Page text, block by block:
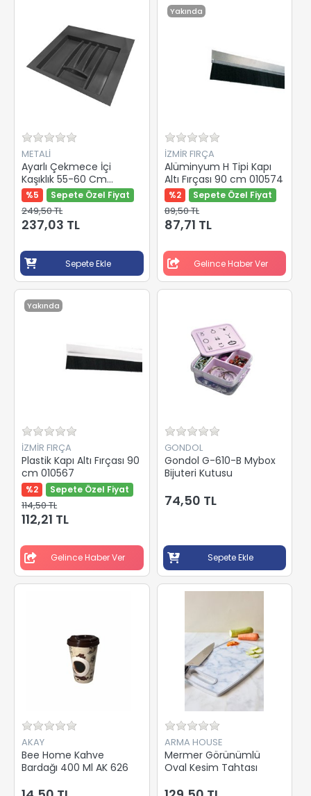
METALİ
Ayarlı Çekmece İçi
Kaşıklık 55-60 Cm
Antrasit
%5 Sepete Özel Fiyat
249,50 TL
237,03 TL
Sepete Ekle
Yakında
İZMİR FIRÇA
Alüminyum H Tipi Kapı
Altı Fırçası 90 cm 010574
%2 Sepete Özel Fiyat
89,50 TL
87,71 TL
Gelince Haber Ver
Yakında
İZMİR FIRÇA
Plastik Kapı Altı Fırçası 90
cm 010567
%2 Sepete Özel Fiyat
114,50 TL
112,21 TL
Gelince Haber Ver
GONDOL
Gondol G-610-B Mybox
Bijuteri Kutusu
74,50 TL
Sepete Ekle
AKAY
Bee Home Kahve
Bardağı 400 Ml AK 626
ARMA HOUSE
Mermer Görünümlü
Oval Kesim Tahtası